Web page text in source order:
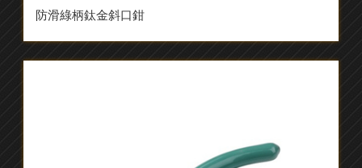
防滑綠柄鈦金斜口鉗